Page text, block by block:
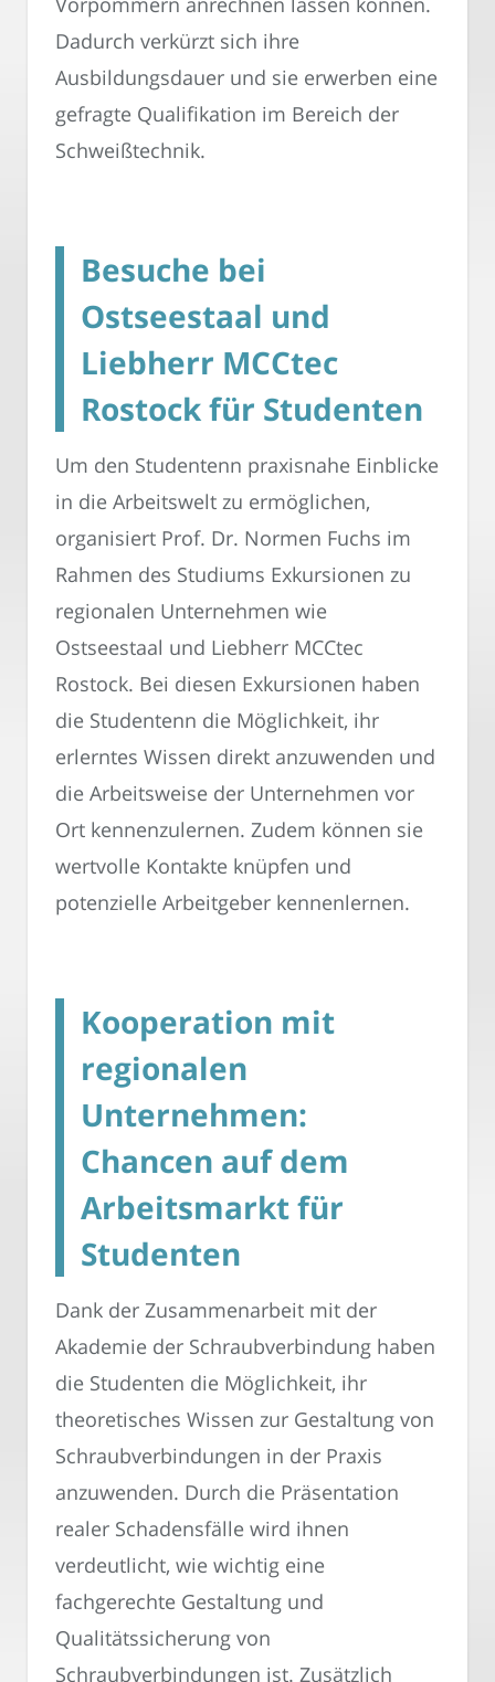
Dadurch verkürzt sich ihre
Ausbildungsdauer und sie erwerben eine
gefragte Qualifikation im Bereich der
Schweißtechnik.
Besuche bei
Ostseestaal und
Liebherr MCCtec
Rostock für Studenten
Um den Studentenn praxisnahe Einblicke
in die Arbeitswelt zu ermöglichen,
organisiert Prof. Dr. Normen Fuchs im
Rahmen des Studiums Exkursionen zu
regionalen Unternehmen wie
Ostseestaal und Liebherr MCCtec
Rostock. Bei diesen Exkursionen haben
die Studentenn die Möglichkeit, ihr
erlerntes Wissen direkt anzuwenden und
die Arbeitsweise der Unternehmen vor
Ort kennenzulernen. Zudem können sie
wertvolle Kontakte knüpfen und
potenzielle Arbeitgeber kennenlernen.
Kooperation mit
regionalen
Unternehmen:
Chancen auf dem
Arbeitsmarkt für
Studenten
Dank der Zusammenarbeit mit der
Akademie der Schraubverbindung haben
die Studenten die Möglichkeit, ihr
theoretisches Wissen zur Gestaltung von
Schraubverbindungen in der Praxis
anzuwenden. Durch die Präsentation
realer Schadensfälle wird ihnen
verdeutlicht, wie wichtig eine
fachgerechte Gestaltung und
Qualitätssicherung von
Schraubverbindungen ist. Zusätzlich